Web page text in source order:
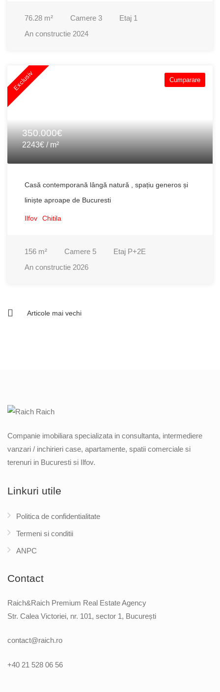
76.28 m² Camere 3 Etaj 1
An constructie 2024
Exclusiv Cumparare
350.000€
2243€ / m²
Casă contemporană lângă natură , spațiu generos și
liniște aproape de Bucuresti
Ilfov Chitila
156 m² Camere 5 Etaj P+2E
An constructie 2026
Articole mai vechi
Companie imobiliara specializata in consultanta, intermediere
vanzari / inchirieri case, apartamente, spatii comerciale si
terenuri in Bucuresti si Ilfov.
Linkuri utile
Politica de confidentialitate
Termeni si conditii
ANPC
Contact
Raich&Raich Premium Real Estate Agency
Str. Calea Victoriei, nr. 101, sector 1, București
contact@raich.ro
+40 21 528 06 56